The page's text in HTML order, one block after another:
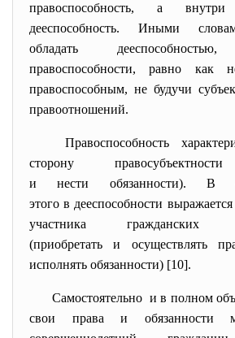
правоспособность, а
дееспособность. Иными
обладать
правоспособности, равно как
правоспособным, не будучи
правоотношений.
Правоспособность
сторону
и нести обязанности).
этого в дееспособности
участника гражданских
(приобретать и осуществлять
исполнять обязанности) [10].
Самостоятельно и в полном
свои права и обязанности